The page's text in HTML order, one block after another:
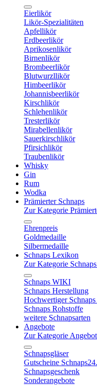
Eierlikör
Likör-Spezialitäten
Apfellikör
Erdbeerlikör
Aprikosenlikör
Birnenlikör
Brombeerlikör
Blutwurzllikör
Himbeerlikör
Johannisbeerlikör
Kirschlikör
Schlehenlikör
Tresterlikör
Mirabellenlikör
Sauerkirschlikör
Pfirsichlikör
Traubenlikör
Whisky
Gin
Rum
Wodka
Prämierter Schnaps
Zur Kategorie
Ehrenpreis
Goldmedaille
Silbermedaille
Schnaps Lexikon
Zur Kategorie
Schnaps WIKI
Schnaps Herstellung
Hochwertiger
Schnaps Rohstoffe
weitere Schnapsarten
Angebote
Zur Kategorie
Schnapsgläser
Gutscheine
Schnapsgeschenk
Sonderangebote